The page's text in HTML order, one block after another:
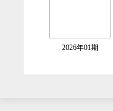
2026年01期